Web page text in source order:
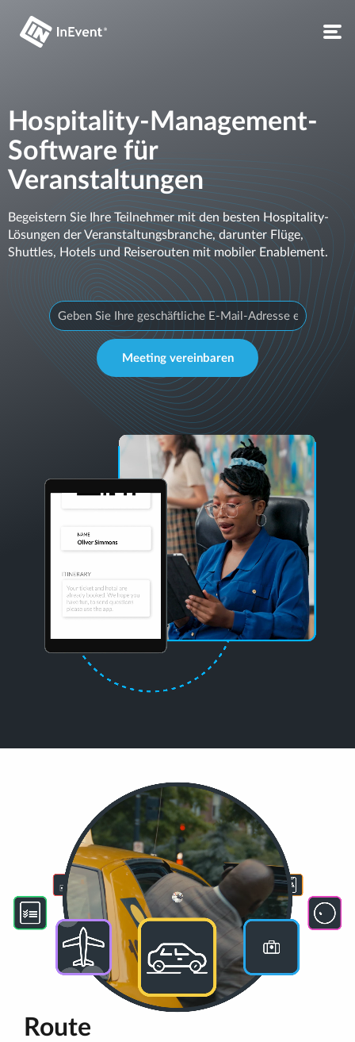
Hospitality-Management-
Software für
Veranstaltungen
Begeistern Sie Ihre Teilnehmer mit den besten Hospitality-
Lösungen der Veranstaltungsbranche, darunter Flüge,
Shuttles, Hotels und Reiserouten mit mobiler Enablement.
Meeting vereinbaren
Route